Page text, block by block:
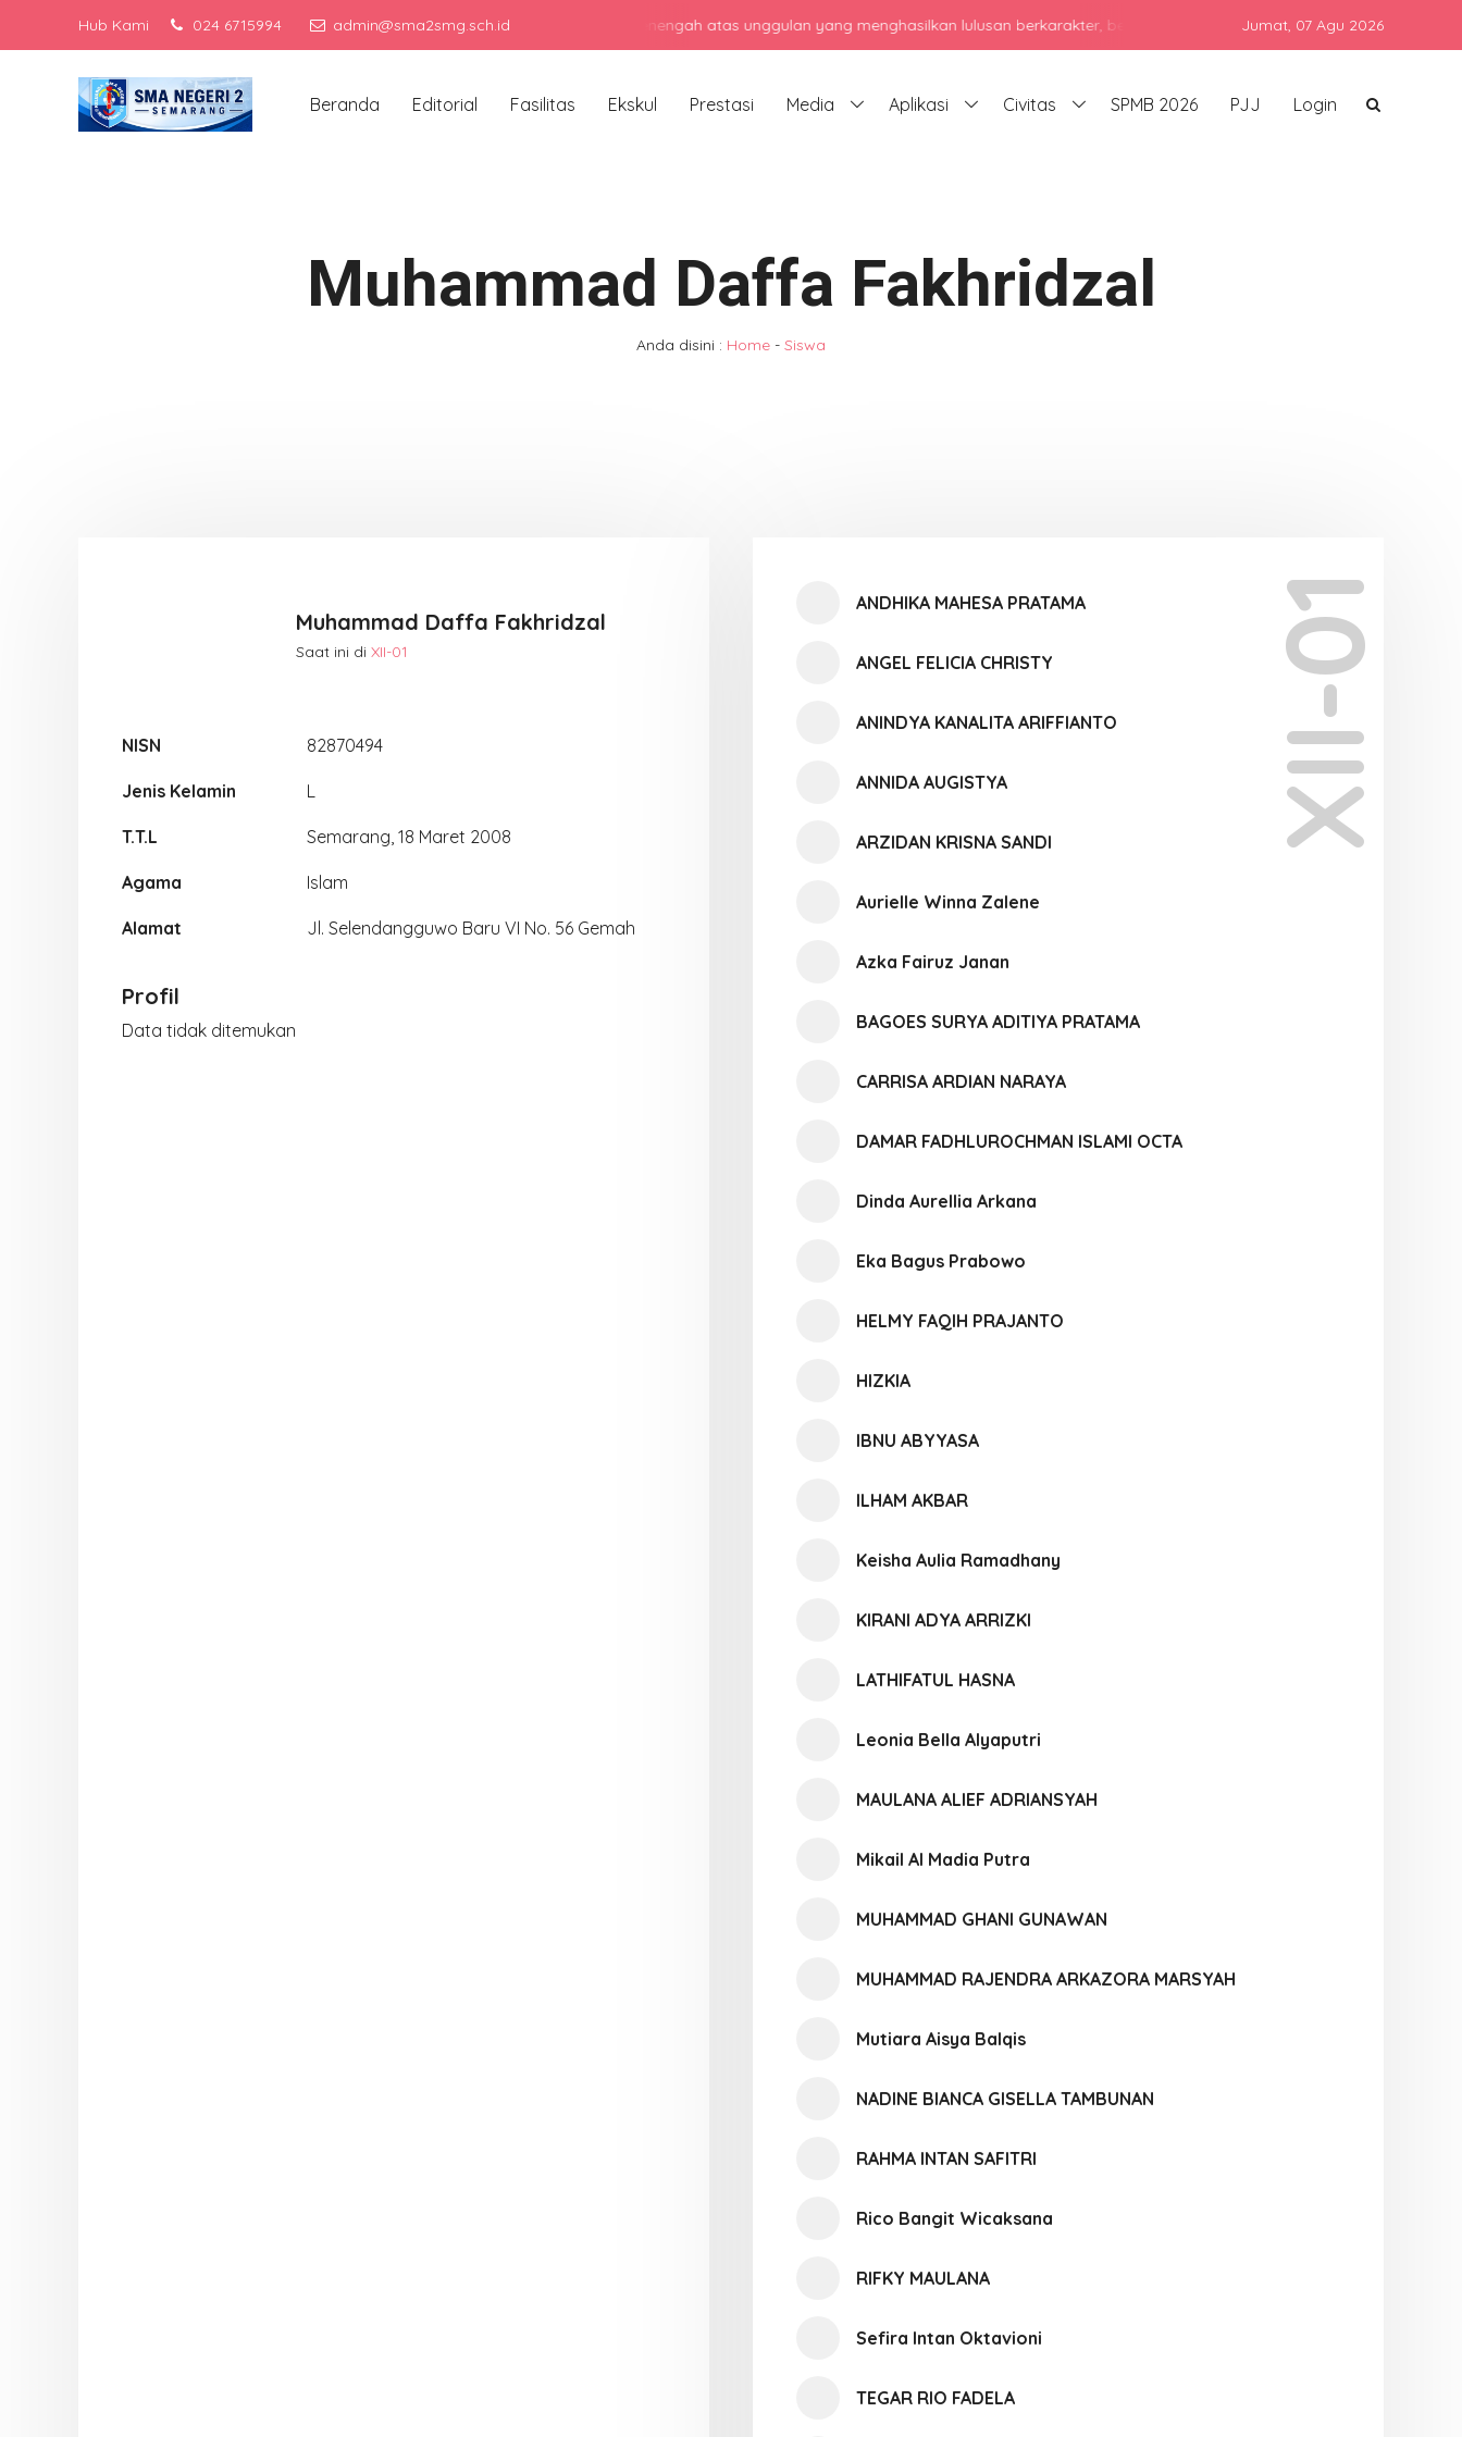
Hub Kami 024 6715994 admin@sma2smg.sch.idMenjadi sekolah menengah atas unggulan yang menghasilkan lulusan berkarakter, berprestasi, dan siap bersaing di era global dengan
Jumat, 07 Agu 2026
Beranda Editorial Fasilitas Ekskul Prestasi Media Aplikasi Civitas SPMB 2026 PJJ Login
Muhammad Daffa Fakhridzal
Anda disini : Home - Siswa
Muhammad Daffa Fakhridzal
Saat ini di XII-01
NISN 82870494
Jenis Kelamin L
T.T.L Semarang, 18 Maret 2008
Agama Islam
Alamat Jl. Selendangguwo Baru VI No. 56 Gemah
Profil
Data tidak ditemukan
XII-01
ANDHIKA MAHESA PRATAMA
ANGEL FELICIA CHRISTY
ANINDYA KANALITA ARIFFIANTO
ANNIDA AUGISTYA
ARZIDAN KRISNA SANDI
Aurielle Winna Zalene
Azka Fairuz Janan
BAGOES SURYA ADITIYA PRATAMA
CARRISA ARDIAN NARAYA
DAMAR FADHLUROCHMAN ISLAMI OCTA
Dinda Aurellia Arkana
Eka Bagus Prabowo
HELMY FAQIH PRAJANTO
HIZKIA
IBNU ABYYASA
ILHAM AKBAR
Keisha Aulia Ramadhany
KIRANI ADYA ARRIZKI
LATHIFATUL HASNA
Leonia Bella Alyaputri
MAULANA ALIEF ADRIANSYAH
Mikail Al Madia Putra
MUHAMMAD GHANI GUNAWAN
MUHAMMAD RAJENDRA ARKAZORA MARSYAH
Mutiara Aisya Balqis
NADINE BIANCA GISELLA TAMBUNAN
RAHMA INTAN SAFITRI
Rico Bangit Wicaksana
RIFKY MAULANA
Sefira Intan Oktavioni
TEGAR RIO FADELA